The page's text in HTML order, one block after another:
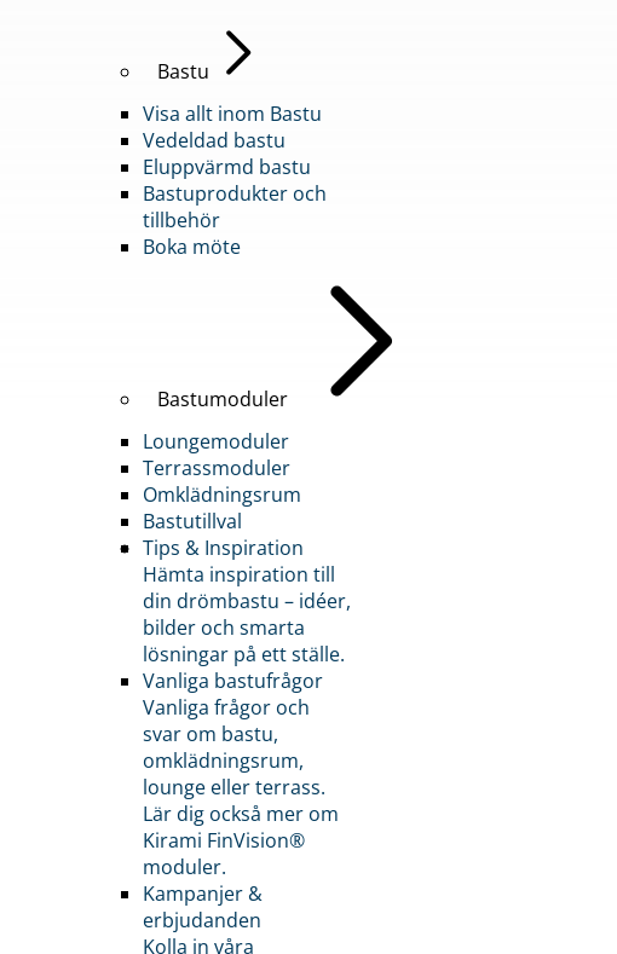
Bastu
Visa allt inom Bastu
Vedeldad bastu
Eluppvärmd bastu
Bastuprodukter och
tillbehör
Boka möte
Bastumoduler
Loungemoduler
Terrassmoduler
Omklädningsrum
Bastutillval
Tips & Inspiration
Hämta inspiration till
din drömbastu – idéer,
bilder och smarta
lösningar på ett ställe.
Vanliga bastufrågor
Vanliga frågor och
svar om bastu,
omklädningsrum,
lounge eller terrass.
Lär dig också mer om
Kirami FinVision®
moduler.
Kampanjer &
erbjudanden
Kolla in våra